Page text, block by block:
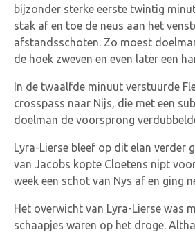
bijzonder sterke eerste twintig
stak af en toe de neus aan het
afstandsschoten. Zo moest
de hoek zweven en even later een
In de twaalfde minuut verstuurde
crosspass naar Nijs, die met een
doelman de voorsprong
Lyra-Lierse bleef op dit elan verder
van Jacobs kopte Cloetens nipt
week een schot van Nys af en ging
Het overwicht van Lyra-Lierse was
schaapjes waren op het droge.